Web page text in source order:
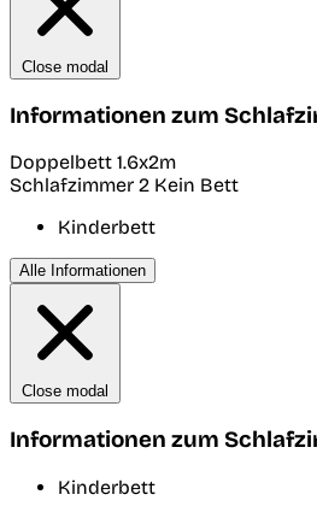
Close modal
Informationen zum
Doppelbett 1.6x2m
Schlafzimmer 2 Kein Bett
Kinderbett
Alle Informationen
Close modal
Informationen zum
Kinderbett